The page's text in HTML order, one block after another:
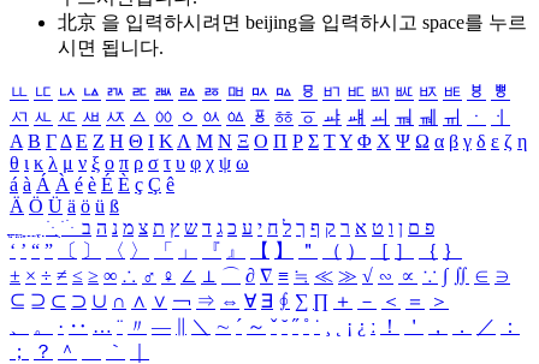
北京 을 입력하시려면 beijing을 입력하시고 space를 누르
시면 됩니다.
ㅥ ㅦ ㅧ ㅨ ㅩ ㅪ ㅫ ㅬ ㅭ ㅮ ㅯ ㅰ ㅱ ㅲ ㅳ ㅴ ㅵ ㅶ ㅷ ㅸ
ㅹ
ㅺ ㅻ ㅼ ㅽ ㅾ ㅿ ㆀ ㆁ ㆂ ㆃ ㆄ ㆅ ㆆ ㆇ ㆈ ㆉ ㆊ ㆋ ㆌ ㆍ
ㆎ
Α Β ΓΔ Ε Ζ Η Θ Ι ΚΛ Μ Ν Ξ Ο Π Ρ Σ ΤΥ Φ Χ Ψ Ω α β γ δ ε ζ η
θ ι κ λ μ ν ξ ο π ρ σ τ υ φ χ ψ ω
á à Á À é è É È ç Ç ê
Ä Ö Ü ä ö ü ß
ִֶֹ ֻּ ׁׂ פ ם ן ו ט א ר ק ף ך ל ח י ע כ ג ד ש ץ ת צ מ נ ה ב
‘ ’ “ ” 〔 〕 〈 〉 「 」 『 』 【 】 ＂ （ ） ［ ］ ｛ ｝
± × ÷ ≠ ≤ ≥ ∞ ∴ ♂ ♀ ∠ ⊥ ⌒ ∂ ∇ ≡ ≒ ≪ ≫ √ ∽ ∝ ∵ ∫ ∬ ∈ ∋
⊆ ⊇ ⊂ ⊃ ∪ ∩ ∧ ∨ ￢ ⇒ ⇔ ∀ ∃ ∮ ∑ ∏ ＋ － ＜ ＝
＞
、
。 · ‥ … ¨ 〃 ― ＼ ∼ ´ ～ ˇ ˘ ˝ ˚ ˙ ¸ ¡ ¿ ː ！ ＇ ， ． ／
：
；
？ ＾ ｀